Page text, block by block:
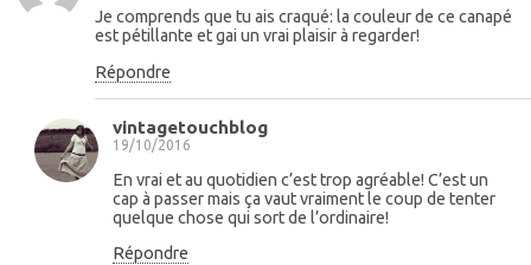
Je comprends que tu ais craqué: la couleur de ce canapé
est pétillante et gai un vrai plaisir à regarder!
Répondre
vintagetouchblog
19/10/2016
En vrai et au quotidien c’est trop agréable! C’est un
cap à passer mais ça vaut vraiment le coup de tenter
quelque chose qui sort de l’ordinaire!
Répondre